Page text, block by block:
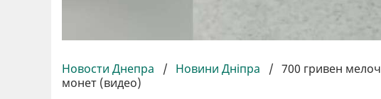
Новости Днепра / Новини Дніпра / 700 гривен
монет (видео)